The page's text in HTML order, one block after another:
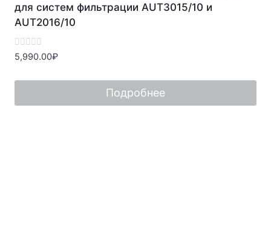
для систем фильтрации AUT3015/10 и
AUT2016/10
Оценка
0
5
5,990.00₽
Подробнее